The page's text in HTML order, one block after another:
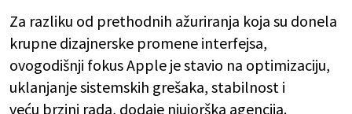
Za razliku od prethodnih ažuriranja koja su donela
krupne dizajnerske promene interfejsa,
ovogodišnji fokus Apple je stavio na optimizaciju,
uklanjanje sistemskih grešaka, stabilnost i
veću brzini rada, dodaje njujorška agencija.